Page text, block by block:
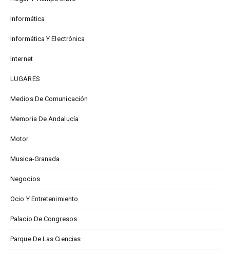
Informática
Informática Y Electrónica
Internet
LUGARES
Medios De Comunicación
Memoria De Andalucía
Motor
Musica-Granada
Negocios
Ocio Y Entretenimiento
Palacio De Congresos
Parque De Las Ciencias